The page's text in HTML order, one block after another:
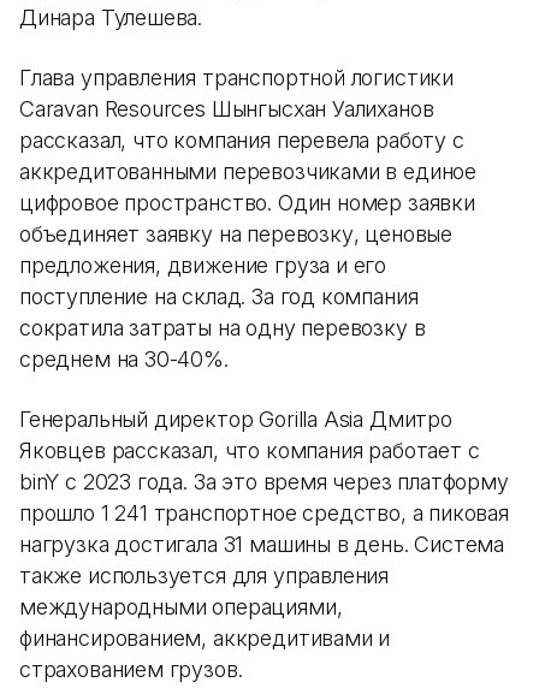
Динара Тулешева.
Глава управления транспортной логистики
Caravan Resources Шынгысхан Уалиханов
рассказал, что компания перевела работу с
аккредитованными перевозчиками в единое
цифровое пространство. Один номер заявки
объединяет заявку на перевозку, ценовые
предложения, движение груза и его
поступление на склад. За год компания
сократила затраты на одну перевозку в
среднем на 30-40%.
Генеральный директор Gorilla Asia Дмитро
Яковцев рассказал, что компания работает с
binY с 2023 года. За это время через платформу
прошло 1 241 транспортное средство, а пиковая
нагрузка достигала 31 машины в день. Система
также используется для управления
международными операциями,
финансированием, аккредитивами и
страхованием грузов.